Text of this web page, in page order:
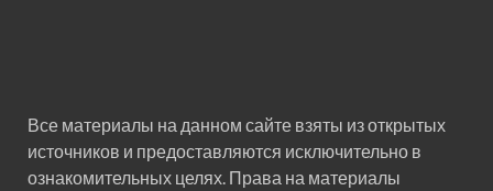
Все материалы на данном сайте взяты из открытых
источников и предоставляются исключительно в
ознакомительных целях. Права на материалы